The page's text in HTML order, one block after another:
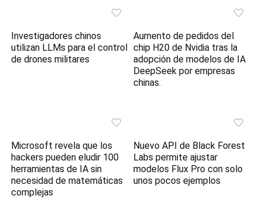
Investigadores chinos
utilizan LLMs para el control
de drones militares
Aumento de pedidos del
chip H20 de Nvidia tras la
adopción de modelos de IA
DeepSeek por empresas
chinas.
Microsoft revela que los
hackers pueden eludir 100
herramientas de IA sin
necesidad de matemáticas
complejas
Nuevo API de Black Forest
Labs permite ajustar
modelos Flux Pro con solo
unos pocos ejemplos